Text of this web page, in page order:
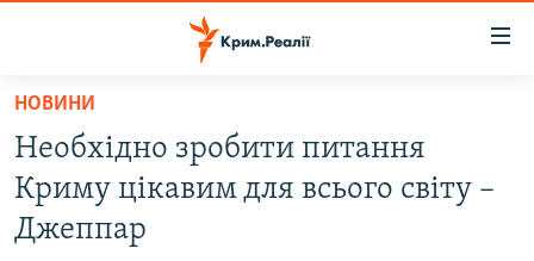
Перейти
основного
матеріалу
Перейти
до
НОВИНИ
ВОДА.КРИМ
ВІДЕО ТА ФОТО
НОВИНИ
Необхідно зробити питання
Криму цікавим для всього світу –
Джеппар